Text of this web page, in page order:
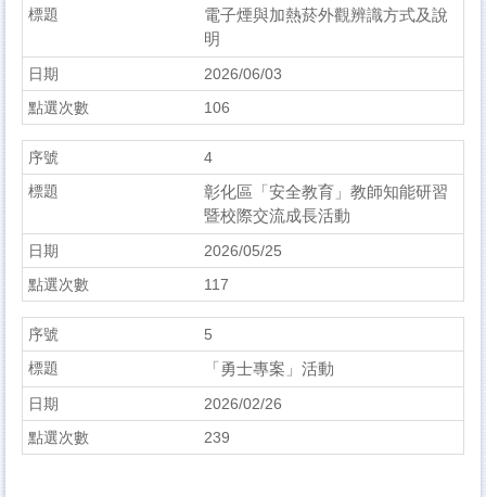
電子煙與加熱菸外觀辨識方式及說
明
2026/06/03
106
4
彰化區「安全教育」教師知能研習
暨校際交流成長活動
2026/05/25
117
5
「勇士專案」活動
2026/02/26
239